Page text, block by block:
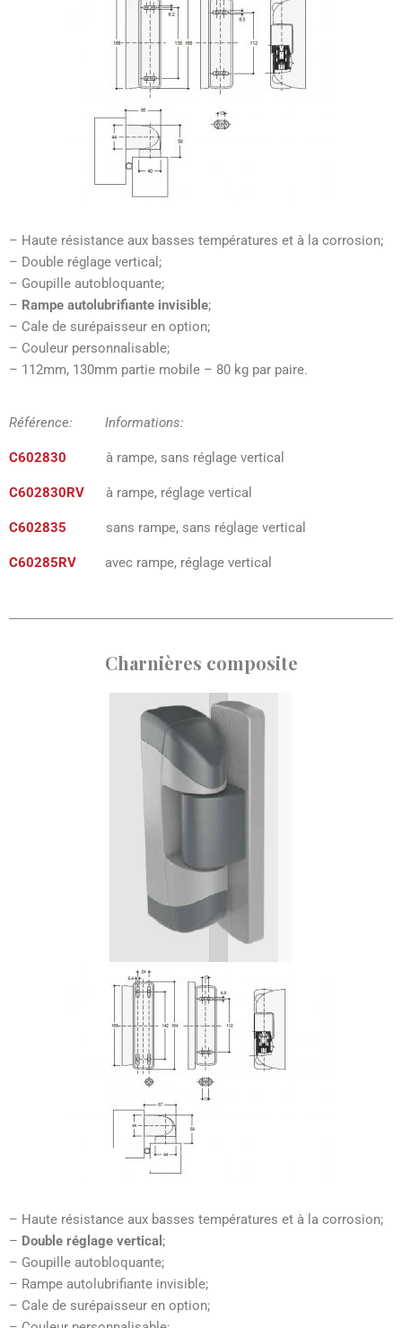
– Haute résistance aux basses températures et à la corrosion;
– Double réglage vertical;
– Goupille autobloquante;
– Rampe autolubrifiante invisible;
– Cale de surépaisseur en option;
– Couleur personnalisable;
– 112mm, 130mm partie mobile – 80 kg par paire.
Référence: Informations:
C602830 à rampe, sans réglage vertical
C602830RV à rampe, réglage vertical
C602835 sans rampe, sans réglage vertical
C60285RV avec rampe, réglage vertical
Charnières composite
– Haute résistance aux basses températures et à la corrosion;
– Double réglage vertical ;
– Goupille autobloquante;
– Rampe autolubrifiante invisible;
– Cale de surépaisseur en option;